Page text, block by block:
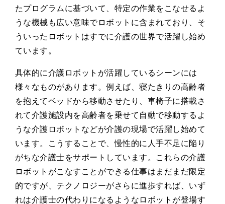
たプログラムに基づいて、特定の作業をこなせるよ
うな機械も広い意味でロボットに含まれており、そ
ういったロボットはすでに介護の世界で活躍し始め
ています。
具体的に介護ロボットが活躍しているシーンには
様々なものがあります。例えば、寝たきりの高齢者
を抱えてベッドから移動させたり、車椅子に搭載さ
れて介護施設内を高齢者を乗せて自動で移動するよ
うな介護ロボットなどが介護の現場で活躍し始めて
います。こうすることで、慢性的に人手不足に陥り
がちな介護士をサポートしています。これらの介護
ロボットがこなすことができる仕事はまだまだ限定
的ですが、テクノロジーがさらに進歩すれば、いず
れは介護士の代わりになるようなロボットが登場す